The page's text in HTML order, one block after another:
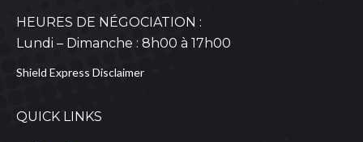
HEURES DE NÉGOCIATION :
Lundi – Dimanche : 8h00 à 17h00
Shield Express Disclaimer
QUICK LINKS